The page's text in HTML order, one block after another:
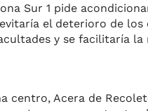
Sur 1 pide
el deterioro de
y se facilitaría la
centro, Acera de